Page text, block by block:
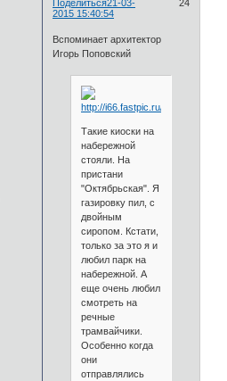
Поделиться 24
21-03-
2015 15:40:54
Вспоминает архитектор
Игорь Поповский
Такие киоски на
набережной
стояли. На
пристани
"Октябрьская". Я
газировку пил, с
двойным
сиропом. Кстати,
только за это я и
любил парк на
набережной. А
еще очень любил
смотреть на
речные
трамвайчики.
Особенно когда
они
отправлялись